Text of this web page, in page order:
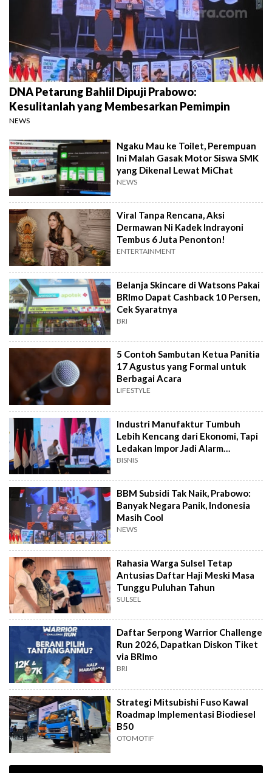
DNA Petarung Bahlil Dipuji Prabowo:
Kesulitanlah yang Membesarkan Pemimpin
NEWS
Ngaku Mau ke Toilet, Perempuan
Ini Malah Gasak Motor Siswa SMK
yang Dikenal Lewat MiChat
NEWS
Viral Tanpa Rencana, Aksi
Dermawan Ni Kadek Indrayoni
Tembus 6 Juta Penonton!
ENTERTAINMENT
Belanja Skincare di Watsons Pakai
BRImo Dapat Cashback 10 Persen,
Cek Syaratnya
BRI
5 Contoh Sambutan Ketua Panitia
17 Agustus yang Formal untuk
Berbagai Acara
LIFESTYLE
Industri Manufaktur Tumbuh
Lebih Kencang dari Ekonomi, Tapi
Ledakan Impor Jadi Alarm
Pemerintah
BISNIS
BBM Subsidi Tak Naik, Prabowo:
Banyak Negara Panik, Indonesia
Masih Cool
NEWS
Rahasia Warga Sulsel Tetap
Antusias Daftar Haji Meski Masa
Tunggu Puluhan Tahun
SULSEL
Daftar Serpong Warrior Challenge
Run 2026, Dapatkan Diskon Tiket
via BRImo
BRI
Strategi Mitsubishi Fuso Kawal
Roadmap Implementasi Biodiesel
B50
OTOMOTIF